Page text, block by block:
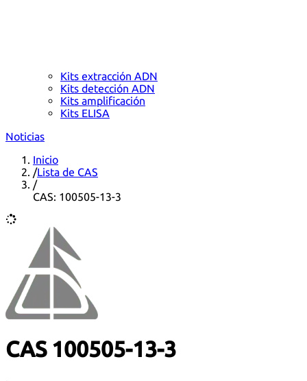
Kits extracción ADN
Kits detección ADN
Kits amplificación
Kits ELISA
Noticias
Inicio
/Lista de CAS
/
CAS: 100505-13-3
CAS 100505-13-3